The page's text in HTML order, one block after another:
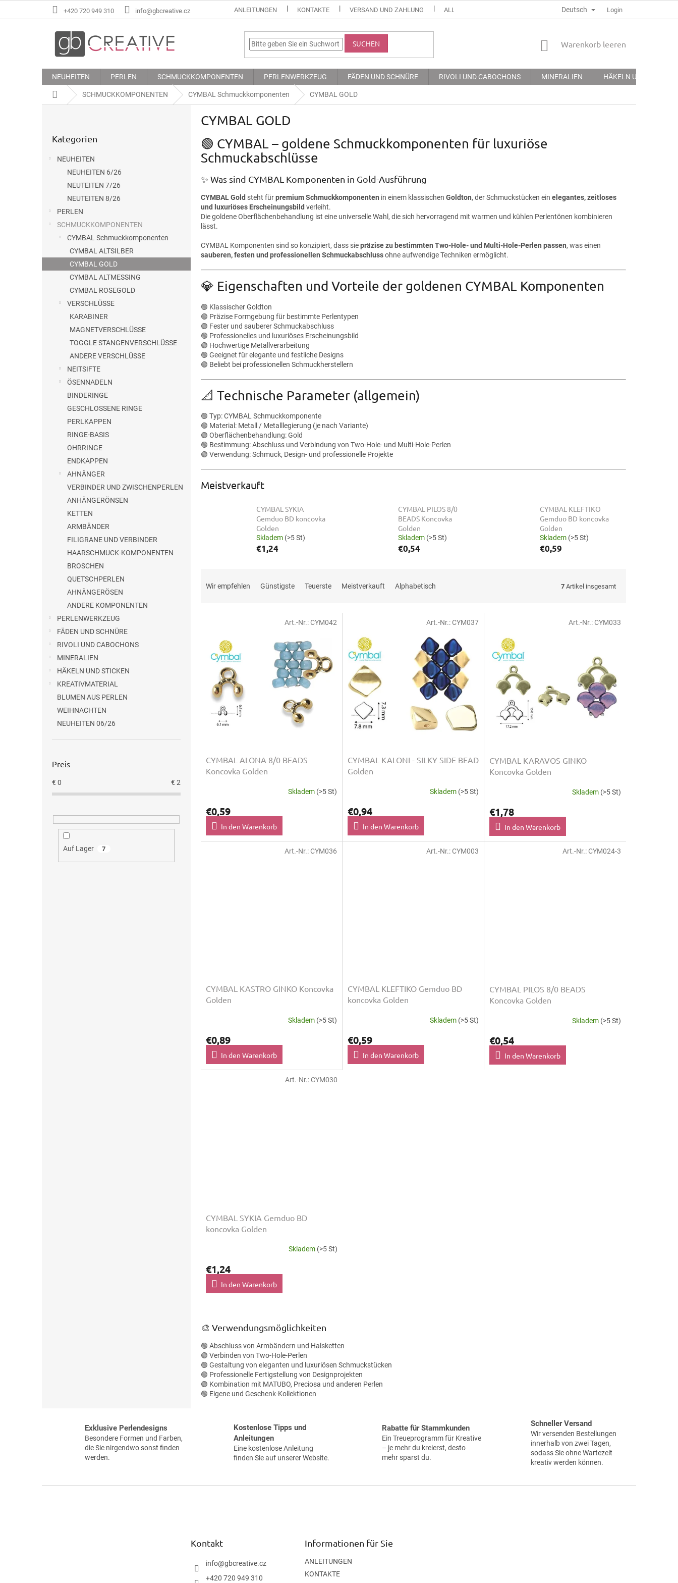
+420 720 949 310 info@gbcreative.cz ANLEITUNGEN KONTAKTE VERSAND UND ZAHLUNG ALLGEMEINE GECHÄFTSBEDINGUNGEN DATENSCHUTZERKLÄRUNG
Deutsch Login
SUCHEN WARENKORB
Warenkorb leeren
NEUHEITEN PERLEN SCHMUCKKOMPONENTEN PERLENWERKZEUG FÄDEN UND SCHNÜRE RIVOLI UND CABOCHONS MINERALIEN HÄKELN UND STICKEN
StartseiteSCHMUCKKOMPONENTEN CYMBAL Schmuckkomponenten CYMBAL GOLD
überspringen
Kategorien
NEUHEITEN
NEUHEITEN 6/26
NEUTEITEN 7/26
NEUTEITEN 8/26
PERLEN
SCHMUCKKOMPONENTEN
CYMBAL Schmuckkomponenten
CYMBAL ALTSILBER
CYMBAL GOLD
CYMBAL ALTMESSING
CYMBAL ROSEGOLD
VERSCHLÜSSE
KARABINER
MAGNETVERSCHLÜSSE
TOGGLE STANGENVERSCHLÜSSE
ANDERE VERSCHLÜSSE
NEITSIFTE
ÖSENNADELN
BINDERINGE
GESCHLOSSENE RINGE
PERLKAPPEN
RINGE-BASIS
OHRRINGE
ENDKAPPEN
AHNÄNGER
VERBINDER UND ZWISCHENPERLEN
ANHÄNGERÖNSEN
KETTEN
ARMBÄNDER
FILIGRANE UND VERBINDER
HAARSCHMUCK-KOMPONENTEN
BROSCHEN
QUETSCHPERLEN
AHNÄNGERÖSEN
ANDERE KOMPONENTEN
PERLENWERKZEUG
FÄDEN UND SCHNÜRE
RIVOLI UND CABOCHONS
MINERALIEN
HÄKELN UND STICKEN
KREATIVMATERIAL
BLUMEN AUS PERLEN
WEIHNACHTEN
NEUHEITEN 06/26
Preis
€ 0 € 2
Auf Lager 7
CYMBAL GOLD
🟢 CYMBAL – goldene Schmuckkomponenten für luxuriöse
Schmuckabschlüsse
✨ Was sind CYMBAL Komponenten in Gold-Ausführung
CYMBAL Gold steht fürpremium Schmuckkomponenten in einem klassischen Goldton, der Schmuckstücken ein elegantes, zeitloses
und luxuriöses Erscheinungsbild verleiht.
Die goldene Oberflächenbehandlung ist eine universelle Wahl, die sich hervorragend mit warmen und kühlen Perlentönen kombinieren
lässt.
CYMBAL Komponenten sind so konzipiert, dass siepräzise zu bestimmten Two-Hole- und Multi-Hole-Perlen passen, was einen
sauberen, festen und professionellen Schmuckabschlussohne aufwendige Techniken ermöglicht.
💎 Eigenschaften und Vorteile der goldenen CYMBAL Komponenten
🟢 Klassischer Goldton
🟢 Präzise Formgebung für bestimmte Perlentypen
🟢 Fester und sauberer Schmuckabschluss
🟢 Professionelles und luxuriöses Erscheinungsbild
🟢 Hochwertige Metallverarbeitung
🟢 Geeignet für elegante und festliche Designs
🟢 Beliebt bei professionellen Schmuckherstellern
📐 Technische Parameter (allgemein)
🟢 Typ: CYMBAL Schmuckkomponente
🟢 Material: Metall / Metalllegierung (je nach Variante)
🟢 Oberflächenbehandlung: Gold
🟢 Bestimmung: Abschluss und Verbindung von Two-Hole- und Multi-Hole-Perlen
🟢 Verwendung: Schmuck, Design- und professionelle Projekte
Meistverkauft
CYMBAL SYKIA
Gemduo BD koncovka
Golden
Skladem (>5 St)
€1,24
CYMBAL PILOS 8/0
BEADS Koncovka
Golden
Skladem (>5 St)
€0,54
CYMBAL KLEFTIKO
Gemduo BD koncovka
Golden
Skladem (>5 St)
€0,59
Wir empfehlen Günstigste Teuerste Meistverkauft Alphabetisch 7 Artikel insgesamt
CYMBAL ALONA 8/0 BEADS
Koncovka Golden
Skladem (>5 St)
€0,59
In den Warenkorb
Art.-Nr.:CYM042
CYMBAL KALONI - SILKY SIDE BEAD
Golden
Skladem (>5 St)
€0,94
In den Warenkorb
Art.-Nr.:CYM037
CYMBAL KARAVOS GINKO
Koncovka Golden
Skladem (>5 St)
€1,78
In den Warenkorb
Art.-Nr.:CYM033
CYMBAL KASTRO GINKO Koncovka
Golden
Skladem (>5 St)
€0,89
In den Warenkorb
Art.-Nr.:CYM036
CYMBAL KLEFTIKO Gemduo BD
koncovka Golden
Skladem (>5 St)
€0,59
In den Warenkorb
Art.-Nr.:CYM003
CYMBAL PILOS 8/0 BEADS
Koncovka Golden
Skladem (>5 St)
€0,54
In den Warenkorb
Art.-Nr.:CYM024-3
CYMBAL SYKIA Gemduo BD
koncovka Golden
Skladem (>5 St)
€1,24
In den Warenkorb
Art.-Nr.:CYM030
t
e
d
e
i
🎨 Verwendungsmöglichkeiten
🟢 Abschluss von Armbändern und Halsketten
🟢 Verbinden von Two-Hole-Perlen
🟢 Gestaltung von eleganten und luxuriösen Schmuckstücken
🟢 Professionelle Fertigstellung von Designprojekten
🟢 Kombination mit MATUBO, Preciosa und anderen Perlen
🟢 Eigene und Geschenk-Kollektionen
Exklusive Perlendesigns
Besondere Formen und Farben,
die Sie nirgendwo sonst finden
werden.
Kostenlose Tipps und
Anleitungen
Eine kostenlose Anleitung
finden Sie auf unserer Website.
Rabatte für Stammkunden
Ein Treueprogramm für Kreative
– je mehr du kreierst, desto
mehr sparst du.
Schneller Versand
Wir versenden Bestellungen
innerhalb von zwei Tagen,
sodass Sie ohne Wartezeit
kreativ werden können.
Kontakt
info@gbcreative.cz
+420 720 949 310
Informationen für Sie
ANLEITUNGEN
KONTAKTE